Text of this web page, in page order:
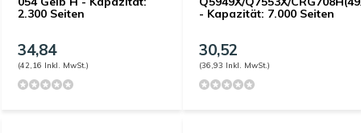
2.300 Seiten
34,84
(42,16 Inkl. MwSt.)
- Kapazität: 7.000 Seiten
30,52
(36,93 Inkl. MwSt.)